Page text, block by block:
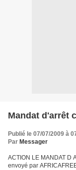
Mandat d'arrêt
Publié le 07/07/2009 à
Par Messager
ACTION LE MANDAT D
envoyé par